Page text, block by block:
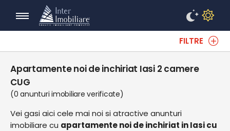
FILTRE
Apartamente noi de inchiriat Iasi 2 camere
CUG
(0 anunturi imobiliare verificate)
Vei gasi aici cele mai noi si atractive anunturi
imobiliare cu apartamente noi de inchiriat in Iasi cu